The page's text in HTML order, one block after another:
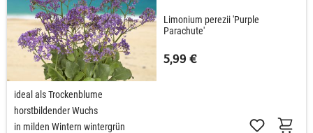
Limonium perezii 'Purple
Parachute'
5,99 €
ideal als Trockenblume
horstbildender Wuchs
in milden Wintern wintergrün